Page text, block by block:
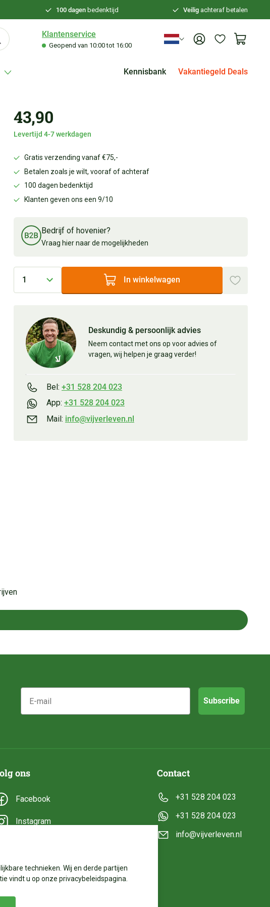
100 dagenbedenktijd Veiligachteraf betalen
Klantenservice
Geopend van 10:00 tot 16:00
Kennisbank Vakantiegeld Deals
43,90
Levertijd 4-7 werkdagen
Gratis verzending vanaf €75,-
Betalen zoals je wilt, vooraf of achteraf
100 dagen bedenktijd
Klanten geven ons een 9/10
Bedrijf of hovenier?
Vraag hier naar de mogelijkheden
In winkelwagen
Deskundig & persoonlijk advies
Neem contact met ons op voor advies of
vragen, wij helpen je graag verder!
Bel: +31 528 204 023
App: +31 528 204 023
Mail: info@vijverleven.nl
E-mail
Subscribe
ons
Facebook
Instagram
Contact
+31 528 204 023
+31 528 204 023
info@vijverleven.nl
technieken. Wij en derde partijen
vindt u op onze privacybeleidspagina.